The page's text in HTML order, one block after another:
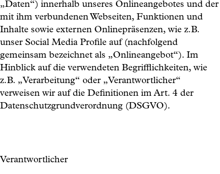
„Daten“) innerhalb unseres Onlineangebotes und der
mit ihm verbundenen Webseiten, Funktionen und
Inhalte sowie externen Onlinepräsenzen, wie z.B.
unser Social Media Profile auf (nachfolgend
gemeinsam bezeichnet als „Onlineangebot“). Im
Hinblick auf die verwendeten Begrifflichkeiten, wie
z.B. „Verarbeitung“ oder „Verantwortlicher“
verweisen wir auf die Definitionen im Art. 4 der
Datenschutzgrundverordnung (DSGVO).
Verantwortlicher